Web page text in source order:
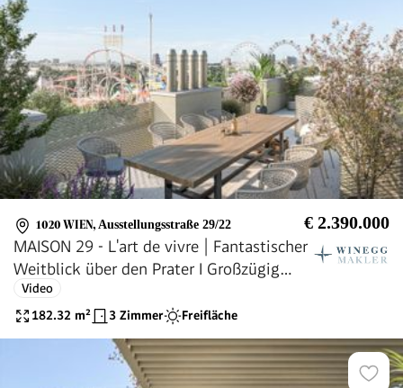
1020 WIEN, Ausstellungsstraße 29/22 € 2.390.000
MAISON 29 - L'art de vivre | Fantastischer
Weitblick über den Prater I Großzügig
angelegte Maisonette mit 2 Terrassen I
Historisches Türmchen am Dach
Video
182.32 m² 3 Zimmer Freifläche